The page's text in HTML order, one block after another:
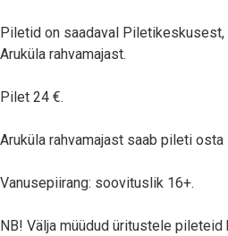
Piletid on saadaval
Aruküla rahvamajast.
Pilet 24 €.
Aruküla rahvamajast saab pileti osta
Vanusepiirang: soovituslik 16+.
NB! Välja müüdud üritustele pileteid